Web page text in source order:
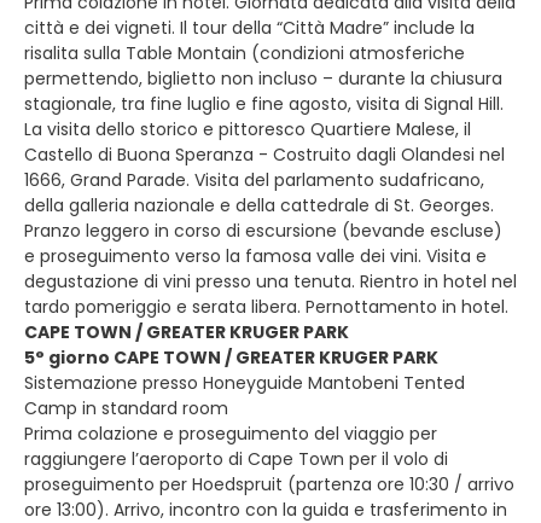
città e dei vigneti. Il tour della “Città Madre” include la
risalita sulla Table Montain (condizioni atmosferiche
permettendo, biglietto non incluso – durante la chiusura
stagionale, tra fine luglio e fine agosto, visita di Signal Hill.
La visita dello storico e pittoresco Quartiere Malese, il
Castello di Buona Speranza - Costruito dagli Olandesi nel
1666, Grand Parade. Visita del parlamento sudafricano,
della galleria nazionale e della cattedrale di St. Georges.
Pranzo leggero in corso di escursione (bevande escluse)
e proseguimento verso la famosa valle dei vini. Visita e
degustazione di vini presso una tenuta. Rientro in hotel nel
tardo pomeriggio e serata libera. Pernottamento in hotel.
CAPE TOWN / GREATER KRUGER PARK
5° giorno CAPE TOWN / GREATER KRUGER PARK
Sistemazione presso Honeyguide Mantobeni Tented
Camp in standard room
Prima colazione e proseguimento del viaggio per
raggiungere l’aeroporto di Cape Town per il volo di
proseguimento per Hoedspruit (partenza ore 10:30 / arrivo
ore 13:00). Arrivo, incontro con la guida e trasferimento in